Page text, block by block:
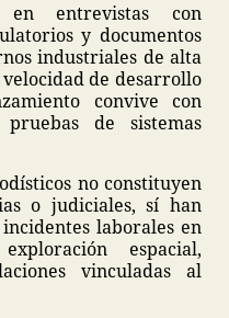
en entrevistas con
y documentos
industriales de alta
de desarrollo
convive con
de sistemas
no constituyen
o judiciales, sí han
laborales en
espacial,
vinculadas al